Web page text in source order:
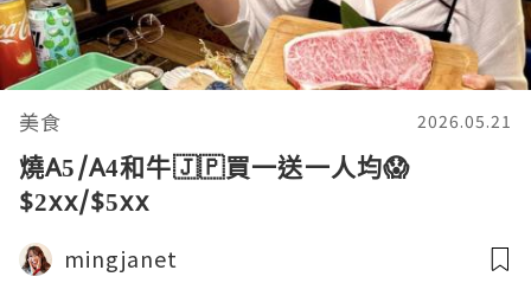
美食 2026.05.21
燒A5/A4和牛🇯🇵買一送一人均😱
$2xx/$5xx
mingjanet